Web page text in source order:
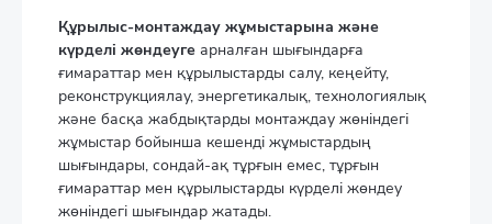
Құрылыс-монтаждау жұмыстарына және
күрделі жөндеуге арналған шығындарға
ғимараттар мен құрылыстарды салу, кеңейту,
реконструкциялау, энергетикалық, технологиялық
және басқа жабдықтарды монтаждау жөніндегі
жұмыстар бойынша кешенді жұмыстардың
шығындары, сондай-ақ тұрғын емес, тұрғын
ғимараттар мен құрылыстарды күрделі жөндеу
жөніндегі шығындар жатады.